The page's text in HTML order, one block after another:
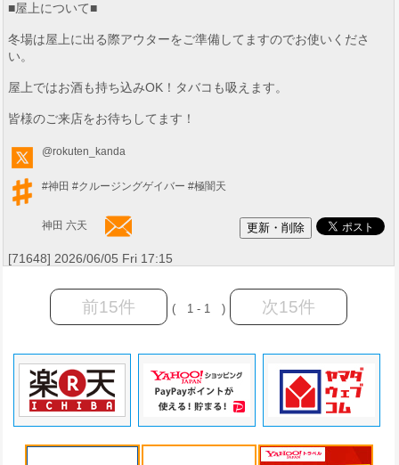
■屋上について■
冬場は屋上に出る際アウターをご準備してますのでお使いくださ
い。
屋上ではお酒も持ち込みOK！タバコも吸えます。
皆様のご来店をお待ちしてます！
@rokuten_kanda
#神田 #クルージングゲイバー #極闇天
神田 六天
[71648] 2026/06/05 Fri 17:15
前15件 ( 1 - 1 ) 次15件